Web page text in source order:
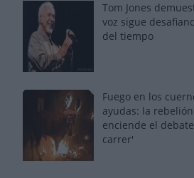
Tom Jones
voz sigue
del tiempo
Fuego en los
ayudas: la
enciende el
carrer'